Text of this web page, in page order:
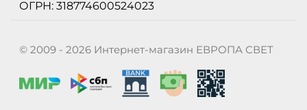
ОГРН: 318774600524023
© 2009 - 2026 Интернет-магазин ЕВРОПА СВЕТ